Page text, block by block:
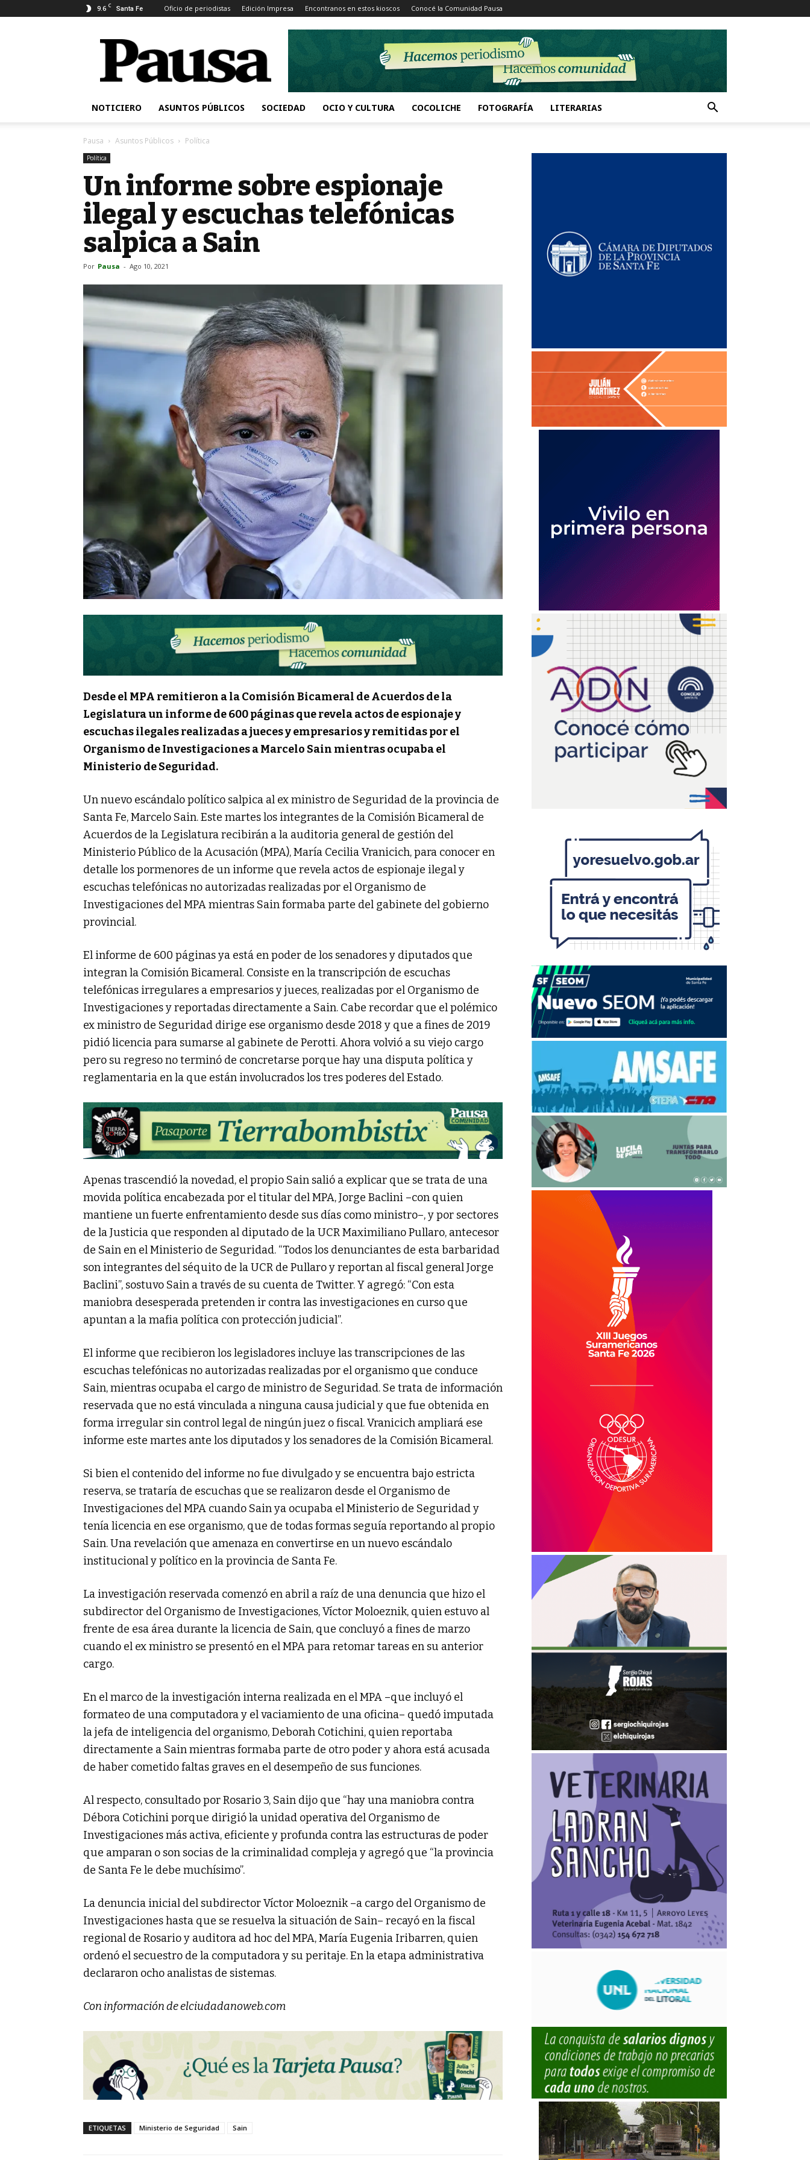
9.6 C Santa Fe Oficio de periodistas Edición Impresa Encontranos en estos kioscos Conocé la Comunidad Pausa
Pausa
NOTICIERO ASUNTOS PÚBLICOS SOCIEDAD OCIO Y CULTURA COCOLICHE FOTOGRAFÍA LITERARIAS
Pausa Asuntos Públicos Política
Política
Un informe sobre espionaje
ilegal y escuchas telefónicas
salpica a Sain
Por Pausa - Ago 10, 2021
Desde el MPA remitieron a la Comisión Bicameral de Acuerdos de la
Legislatura un informe de 600 páginas que revela actos de espionaje y
escuchas ilegales realizadas a jueces y empresarios y remitidas por el
Organismo de Investigaciones a Marcelo Sain mientras ocupaba el
Ministerio de Seguridad.
Un nuevo escándalo político salpica al ex ministro de Seguridad de la provincia de
Santa Fe, Marcelo Sain. Este martes los integrantes de la Comisión Bicameral de
Acuerdos de la Legislatura recibirán a la auditoria general de gestión del
Ministerio Público de la Acusación (MPA), María Cecilia Vranicich, para conocer en
detalle los pormenores de un informe que revela actos de espionaje ilegal y
escuchas telefónicas no autorizadas realizadas por el Organismo de
Investigaciones del MPA mientras Sain formaba parte del gabinete del gobierno
provincial.
El informe de 600 páginas ya está en poder de los senadores y diputados que
integran la Comisión Bicameral. Consiste en la transcripción de escuchas
telefónicas irregulares a empresarios y jueces, realizadas por el Organismo de
Investigaciones y reportadas directamente a Sain. Cabe recordar que el polémico
ex ministro de Seguridad dirige ese organismo desde 2018 y que a fines de 2019
pidió licencia para sumarse al gabinete de Perotti. Ahora volvió a su viejo cargo
pero su regreso no terminó de concretarse porque hay una disputa política y
reglamentaria en la que están involucrados los tres poderes del Estado.
Apenas trascendió la novedad, el propio Sain salió a explicar que se trata de una
movida política encabezada por el titular del MPA, Jorge Baclini –con quien
mantiene un fuerte enfrentamiento desde sus días como ministro–, y por sectores
de la Justicia que responden al diputado de la UCR Maximiliano Pullaro, antecesor
de Sain en el Ministerio de Seguridad. “Todos los denunciantes de esta barbaridad
son integrantes del séquito de la UCR de Pullaro y reportan al fiscal general Jorge
Baclini”, sostuvo Sain a través de su cuenta de Twitter. Y agregó: “Con esta
maniobra desesperada pretenden ir contra las investigaciones en curso que
apuntan a la mafia política con protección judicial”.
El informe que recibieron los legisladores incluye las transcripciones de las
escuchas telefónicas no autorizadas realizadas por el organismo que conduce
Sain, mientras ocupaba el cargo de ministro de Seguridad. Se trata de información
reservada que no está vinculada a ninguna causa judicial y que fue obtenida en
forma irregular sin control legal de ningún juez o fiscal. Vranicich ampliará ese
informe este martes ante los diputados y los senadores de la Comisión Bicameral.
Si bien el contenido del informe no fue divulgado y se encuentra bajo estricta
reserva, se trataría de escuchas que se realizaron desde el Organismo de
Investigaciones del MPA cuando Sain ya ocupaba el Ministerio de Seguridad y
tenía licencia en ese organismo, que de todas formas seguía reportando al propio
Sain. Una revelación que amenaza en convertirse en un nuevo escándalo
institucional y político en la provincia de Santa Fe.
La investigación reservada comenzó en abril a raíz de una denuncia que hizo el
subdirector del Organismo de Investigaciones, Víctor Moloeznik, quien estuvo al
frente de esa área durante la licencia de Sain, que concluyó a fines de marzo
cuando el ex ministro se presentó en el MPA para retomar tareas en su anterior
cargo.
En el marco de la investigación interna realizada en el MPA –que incluyó el
formateo de una computadora y el vaciamiento de una oficina– quedó imputada
la jefa de inteligencia del organismo, Deborah Cotichini, quien reportaba
directamente a Sain mientras formaba parte de otro poder y ahora está acusada
de haber cometido faltas graves en el desempeño de sus funciones.
Al respecto, consultado por Rosario 3, Sain dijo que “hay una maniobra contra
Débora Cotichini porque dirigió la unidad operativa del Organismo de
Investigaciones más activa, eficiente y profunda contra las estructuras de poder
que amparan o son socias de la criminalidad compleja y agregó que “la provincia
de Santa Fe le debe muchísimo”.
La denuncia inicial del subdirector Víctor Moloeznik –a cargo del Organismo de
Investigaciones hasta que se resuelva la situación de Sain– recayó en la fiscal
regional de Rosario y auditora ad hoc del MPA, María Eugenia Iribarren, quien
ordenó el secuestro de la computadora y su peritaje. En la etapa administrativa
declararon ocho analistas de sistemas.
Con información de elciudadanoweb.com
ETIQUETAS Ministerio de Seguridad Sain